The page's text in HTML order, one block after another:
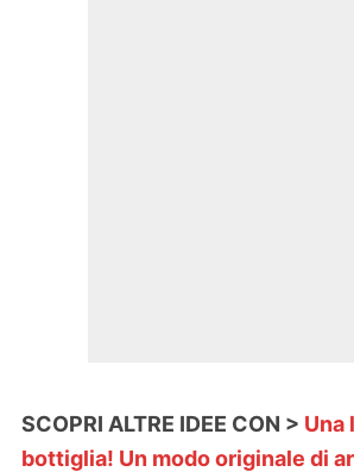
SCOPRI ALTRE IDEE CON > Una
bottiglia! Un modo originale di